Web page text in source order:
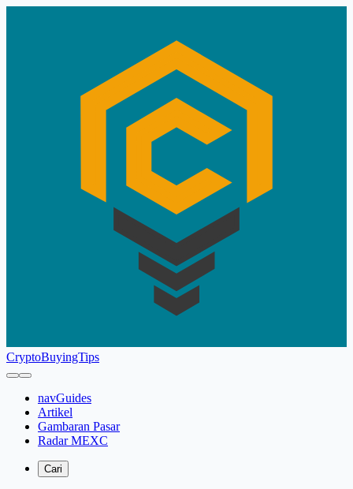
CryptoBuyingTips
navGuides
Artikel
Gambaran Pasar
Radar MEXC
Cari